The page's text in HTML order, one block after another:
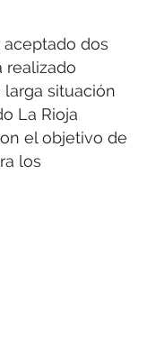
aceptado dos
realizado
larga situación
La Rioja
el objetivo de
los